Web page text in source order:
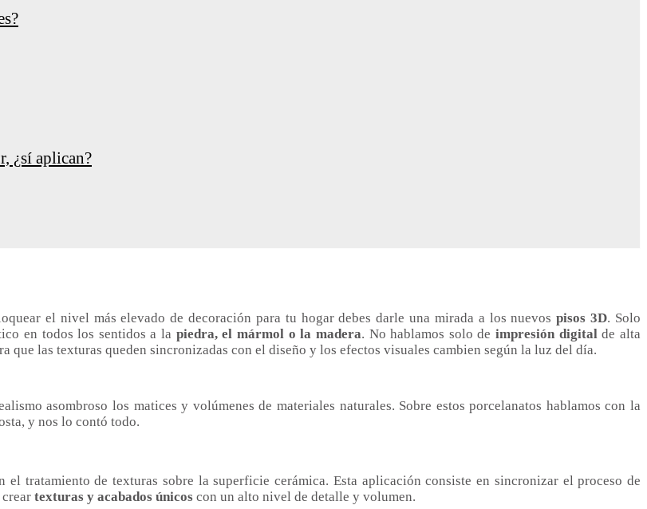
¿sí aplican?
el nivel más elevado de decoración para tu hogar debes darle una mirada a los nuevospisos 3D. Solo
en todos los sentidos a la piedra, el mármol o la madera. No hablamos solo deimpresión digitalde alta
que las texturas queden sincronizadas con el diseño y los efectos visuales cambien según la luz del día.
asombroso los matices y volúmenes de materiales naturales. Sobre estos porcelanatos hablamos con la
y nos lo contó todo.
tratamiento de texturas sobre la superficie cerámica. Esta aplicación consiste en sincronizar el proceso de
texturas y acabados únicos con un alto nivel de detalle y volumen.